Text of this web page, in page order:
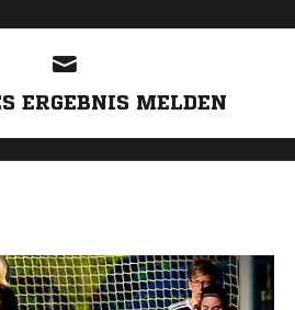
ERGEBNIS MELDEN